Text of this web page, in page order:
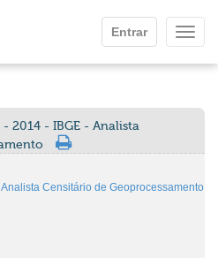
Entrar
- 2014 - IBGE - Analista
Censitário de Geoprocessamento